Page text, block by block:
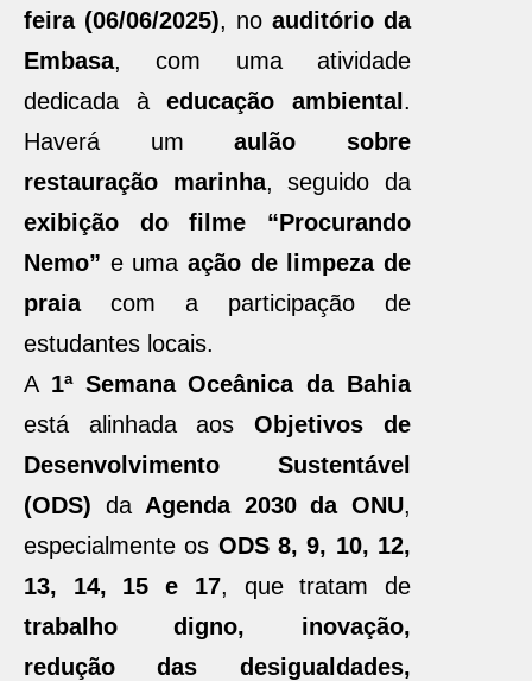
feira (06/06/2025), no auditório da
Embasa, com uma atividade
dedicada àeducação ambiental .
Haverá umaulão sobre
restauração marinha, seguido da
exibição do filme “Procurando
Nemo” e uma ação de limpeza de
praiacom a participação de
estudantes locais.
A 1ª Semana Oceânica da Bahia
está alinhada aosObjetivos de
Desenvolvimento Sustentável
(ODS) da Agenda 2030 da ONU,
especialmente os ODS 8, 9, 10, 12,
13, 14, 15 e 17, que tratam de
trabalho digno, inovação,
redução das desigualdades,